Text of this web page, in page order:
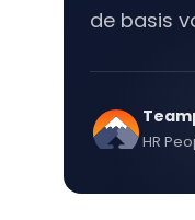
GROEI & INZICHT
Blog
Downloads
Brochure
de basis
HR